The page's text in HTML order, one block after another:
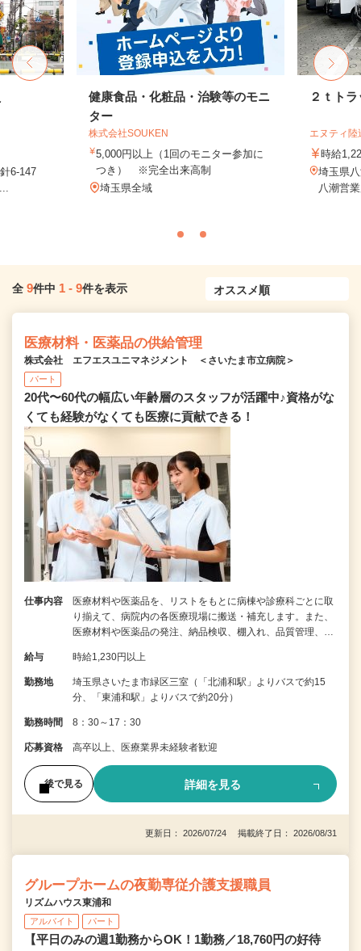
6-147
健康食品・化粧品・治験等のモニ
ター
株式会社SOUKEN
5,000円以上（1回のモニター参加に
つき） ※完全出来高制
埼玉県全域
２ｔト
エヌティ
時給
埼玉県
八潮営
全 9件中 1 - 9件を表示
医療材料・医薬品の供給管理
株式会社 エフエスユニマネジメント ＜さいたま市立病院＞
パート
20代〜60代の幅広い年齢層のスタッフが活躍中♪資格がな
くても経験がなくても医療に貢献できる！
仕事内容
医療材料や医薬品を、リストをもとに病棟や診療科ごとに取
り揃えて、病院内の各医療現場に搬送・補充します。また、
医療材料や医薬品の発注、納品検収、棚入れ、品質管理、…
給与 時給1,230円以上
勤務地
埼玉県さいたま市緑区三室（「北浦和駅」よりバスで約15
分、「東浦和駅」よりバスで約20分）
勤務時間 8：30～17：30
応募資格 高卒以上、医療業界未経験者歓迎
後で見る 詳細を見る
更新日： 2026/07/24 掲載終了日： 2026/08/31
グループホームの夜勤専従介護支援職員
リズムハウス東浦和
アルバイト パート
【平日のみの週1勤務からOK！1勤務／18,760円の好待